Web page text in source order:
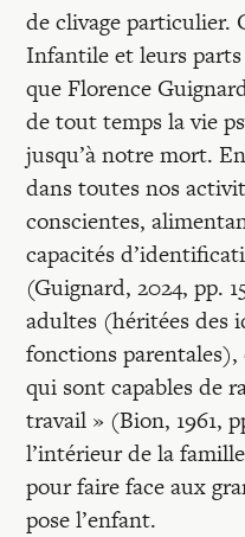
Mon compte
de clivage particulier.
Infantile et leurs
que Florence
de tout temps la vie
jusqu’à notre mort.
dans toutes nos
conscientes,
capacités
(Guignard, 2024, pp.
adultes (héritées des
fonctions parentales),
qui sont capables de
travail » (Bion, 1961,
l’intérieur de la
pour faire face aux
pose l’enfant.